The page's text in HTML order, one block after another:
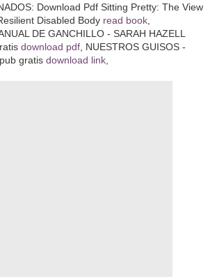
Download Pdf Sitting Pretty: The View
Disabled Body read book
DE GANCHILLO - SARAH HAZELL
download pdf , NUESTROS GUISOS -
gratis download link